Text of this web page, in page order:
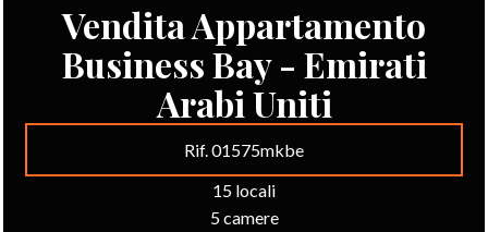
Vendita Appartamento
Business Bay - Emirati
Arabi Uniti
Rif. 01575mkbe
15 locali
5 camere